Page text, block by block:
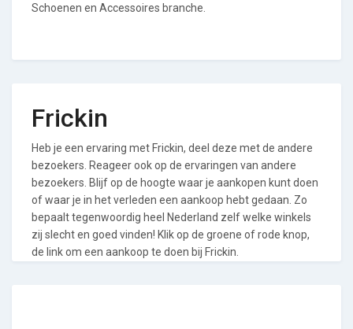
Schoenen en Accessoires branche.
Frickin
Heb je een ervaring met Frickin, deel deze met de andere
bezoekers. Reageer ook op de ervaringen van andere
bezoekers. Blijf op de hoogte waar je aankopen kunt doen
of waar je in het verleden een aankoop hebt gedaan. Zo
bepaalt tegenwoordig heel Nederland zelf welke winkels
zij slecht en goed vinden! Klik op de groene of rode knop,
de link om een aankoop te doen bij Frickin.